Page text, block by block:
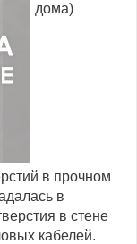
дома)
в прочном
в
в стене
кабелей.